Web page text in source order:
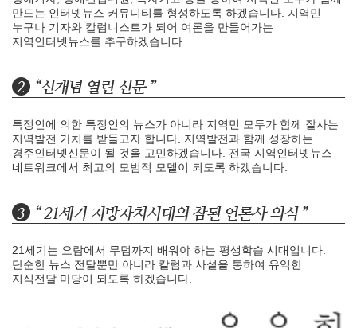
만드는 인터넷뉴스 커뮤니티를 형성하도록 하겠습니다. 지역민
누구나 기자와 칼럼니스트가 되어 여론을 만들어가는
지역인터넷뉴스를 추구하겠습니다.
특정인에 의한 특정인의 뉴스가 아니라 지역민 모두가 함께 잘사는
지역발전 가치를 받들고자 합니다. 지역발전과 함께 성장하는
경주인터넷신문이 될 것을 고민하겠습니다. 전국 지역인터넷뉴스
네트워크에서 최고의 모범적 모델이 되도록 하겠습니다.
21세기는 요람에서 무덤까지 배워야 하는 평생학습 시대입니다.
단순한 뉴스 전달뿐만 아니라 칼럼과 사설을 통하여 유익한
지식전달 마당이 되도록 하겠습니다.